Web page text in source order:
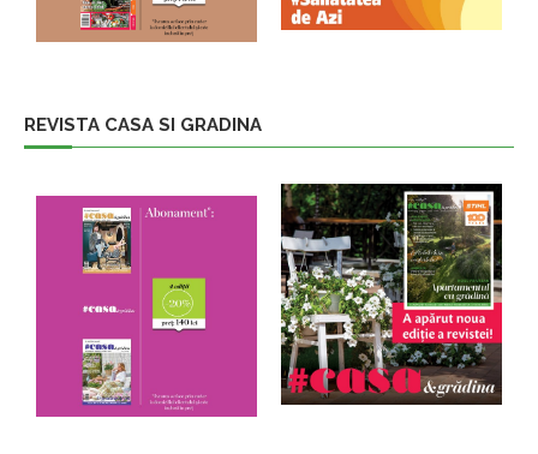
REVISTA CASA SI GRADINA